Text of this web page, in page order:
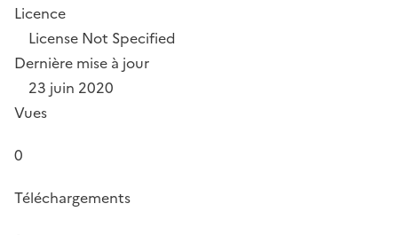
Licence
License Not Specified
Dernière mise à jour
23 juin 2020
Vues
0
Téléchargements